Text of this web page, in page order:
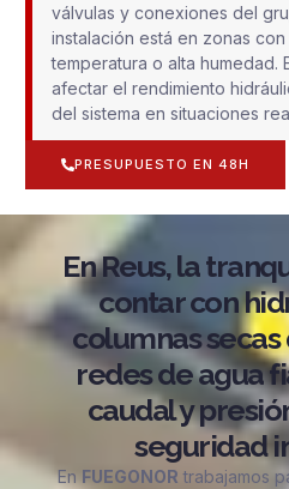
válvulas y conexiones del
instalación está en zonas
temperatura o alta humedad.
afectar el rendimiento
del sistema en situaciones
PRESUPUESTO EN 48H
En Reus, la
contar con
columnas
redes de agua
caudal y
seguridad
En FUEGONOR trabajamos